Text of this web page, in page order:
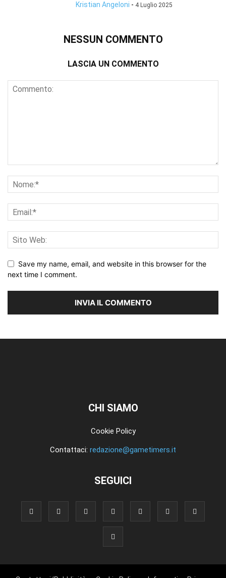
Kristian Angeloni - 4 Luglio 2025
NESSUN COMMENTO
LASCIA UN COMMENTO
Save my name, email, and website in this browser for the
next time I comment.
CHI SIAMO
Cookie Policy
Contattaci: redazione@gametimers.it
SEGUICI